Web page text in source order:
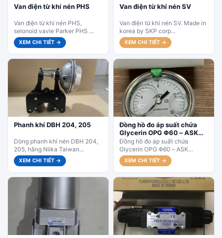
Van điện từ khí nén PHS
Van điện từ khí nén PHS,
selonoid vavle Parker PHS ...
XEM CHI TIẾT →
Van điện từ khí nén SV
Van điện từ khí nén SV. Made in
korea by SKP corp...
XEM CHI TIẾT →
Phanh khí DBH 204, 205
Dòng phanh khí nén DBH 204,
205, hãng Niika Taiwan...
XEM CHI TIẾT →
Đồng hồ đo áp suất chứa
Glycerin OPG Φ60 – ASK
Japan
Đồng hồ đo áp suất chứa
Glycerin OPG Φ60 – ASK
Japan. Ứng dụng: Máy ép nhựa,
máy CNC, hệ...
XEM CHI TIẾT →